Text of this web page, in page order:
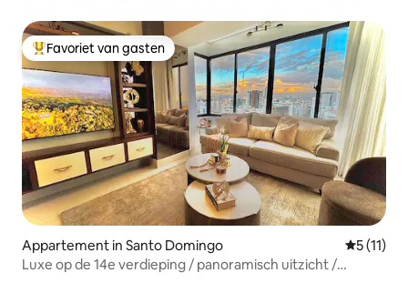
Topfavoriet van gasten
Favoriet van gasten
Appartement in Santo Domingo
5 (11)
Luxe op de 14e verdieping / panoramisch uitzicht /